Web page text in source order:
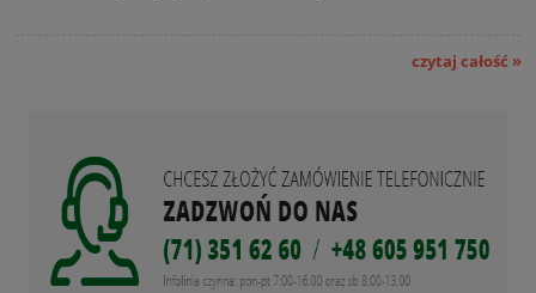
czytaj całość »